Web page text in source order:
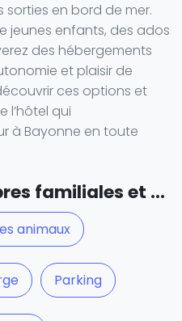
sorties en bord de mer.
jeunes enfants, des ados
des hébergements
et plaisir de
ces options et
l’hôtel qui
à Bayonne en toute
familiales et ...
animaux
Parking